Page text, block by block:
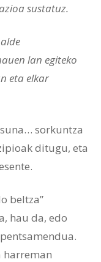
sustatuz.
lan egiteko
eta elkar
sorkuntza
ditugu, eta
beltza”
hau da, edo
harreman